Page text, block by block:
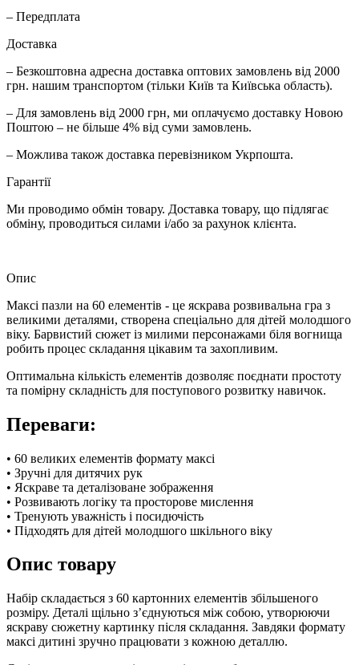
– Передплата
Доставка
– Безкоштовна адресна доставка оптових замовлень від 2000
грн. нашим транспортом (тільки Київ та Київська область).
– Для замовлень від 2000 грн, ми оплачуємо доставку Новою
Поштою – не більше 4% від суми замовлень.
– Можлива також доставка перевізником Укрпошта.
Гарантії
Ми проводимо обмін товару. Доставка товару, що підлягає
обміну, проводиться силами і/або за рахунок клієнта.
Опис
Максі пазли на 60 елементів - це яскрава розвивальна гра з
великими деталями, створена спеціально для дітей молодшого
віку. Барвистий сюжет із милими персонажами біля вогнища
робить процес складання цікавим та захопливим.
Оптимальна кількість елементів дозволяє поєднати простоту
та помірну складність для поступового розвитку навичок.
Переваги:
• 60 великих елементів формату максі
• Зручні для дитячих рук
• Яскраве та деталізоване зображення
• Розвивають логіку та просторове мислення
• Тренують уважність і посидючість
• Підходять для дітей молодшого шкільного віку
Опис товару
Набір складається з 60 картонних елементів збільшеного
розміру. Деталі щільно з’єднуються між собою, утворюючи
яскраву сюжетну картинку після складання. Завдяки формату
максі дитині зручно працювати з кожною деталлю.